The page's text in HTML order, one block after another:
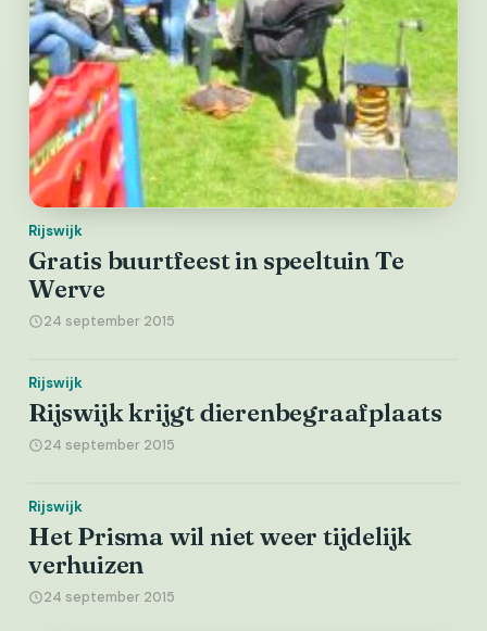
Rijswijk
Gratis buurtfeest in speeltuin Te
Werve
24 september 2015
Rijswijk
Rijswijk krijgt dierenbegraafplaats
24 september 2015
Rijswijk
Het Prisma wil niet weer tijdelijk
verhuizen
24 september 2015